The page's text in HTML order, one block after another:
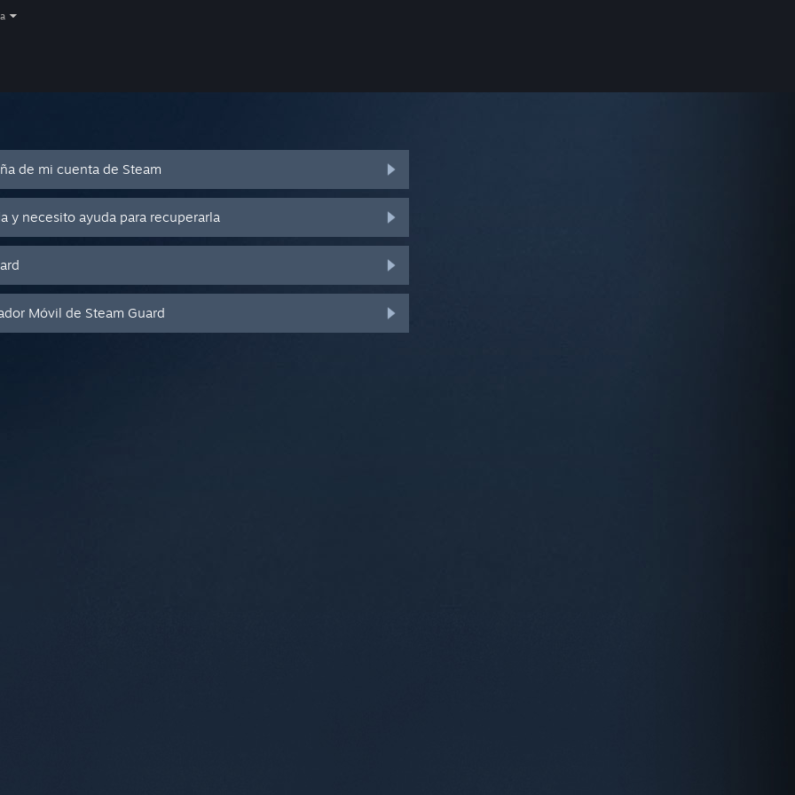
de mi cuenta de Steam
y necesito ayuda para recuperarla
Móvil de Steam Guard